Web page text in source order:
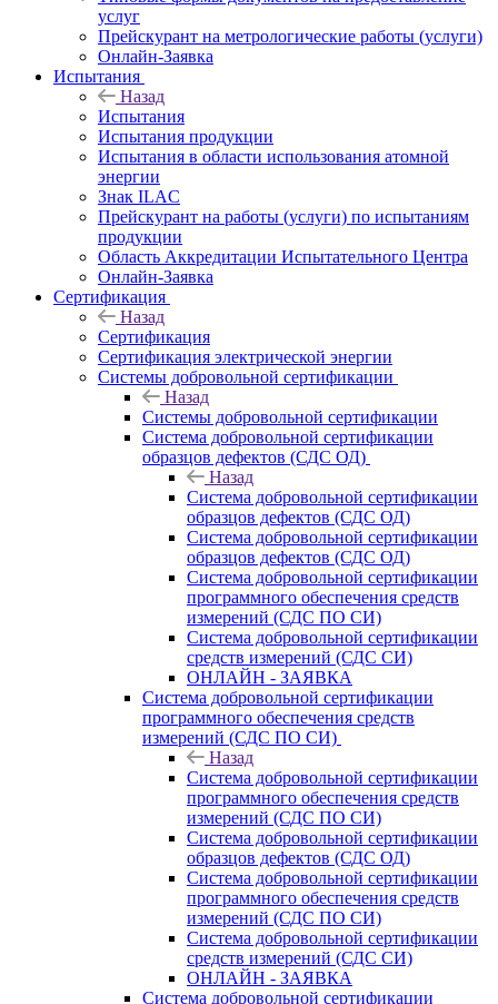
услуг
Прейскурант на метрологические работы (услуги)
Онлайн-Заявка
Испытания
Назад
Испытания
Испытания продукции
Испытания в области использования атомной
энергии
Знак ILAC
Прейскурант на работы (услуги) по испытаниям
продукции
Область Аккредитации Испытательного Центра
Онлайн-Заявка
Сертификация
Назад
Сертификация
Сертификация электрической энергии
Системы добровольной сертификации
Назад
Системы добровольной сертификации
Система добровольной сертификации
образцов дефектов (СДС ОД)
Назад
Система добровольной сертификации
образцов дефектов (СДС ОД)
Система добровольной сертификации
образцов дефектов (СДС ОД)
Система добровольной сертификации
программного обеспечения средств
измерений (СДС ПО СИ)
Система добровольной сертификации
средств измерений (СДС СИ)
ОНЛАЙН - ЗАЯВКА
Система добровольной сертификации
программного обеспечения средств
измерений (СДС ПО СИ)
Назад
Система добровольной сертификации
программного обеспечения средств
измерений (СДС ПО СИ)
Система добровольной сертификации
образцов дефектов (СДС ОД)
Система добровольной сертификации
программного обеспечения средств
измерений (СДС ПО СИ)
Система добровольной сертификации
средств измерений (СДС СИ)
ОНЛАЙН - ЗАЯВКА
Система добровольной сертификации